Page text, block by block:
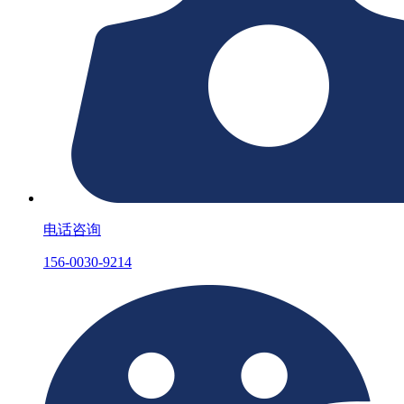
电话咨询
156-0030-9214